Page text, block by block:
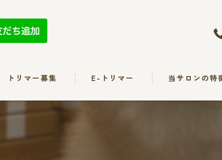
トリマー募集 E-トリマー 当サロンの特